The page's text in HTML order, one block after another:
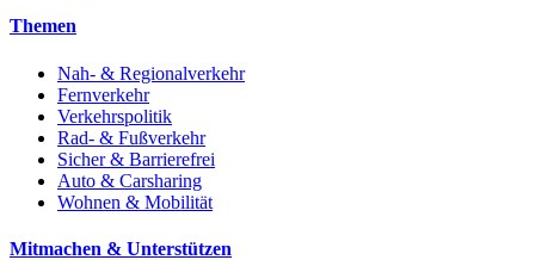
Themen
Nah- & Regionalverkehr
Fernverkehr
Verkehrspolitik
Rad- & Fußverkehr
Sicher & Barrierefrei
Auto & Carsharing
Wohnen & Mobilität
Mitmachen & Unterstützen